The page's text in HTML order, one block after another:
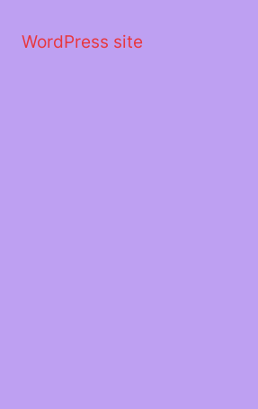
περιεχόμενο
WordPress site